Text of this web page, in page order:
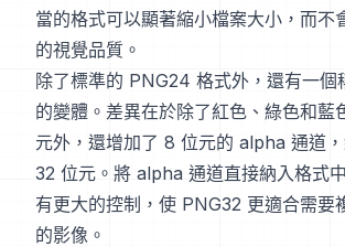
當的格式可以顯著縮小檔案大小，而不
的視覺品質。
除了標準的 PNG24 格式外，還有一個
的變體。差異在於除了紅色、綠色和藍
元外，還增加了 8 位元的 alpha 通道
32 位元。將 alpha 通道直接納入格式
有更大的控制，使 PNG32 更適合需要
的影像。